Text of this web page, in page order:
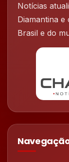
Notícias
Diamantina
Brasil e do